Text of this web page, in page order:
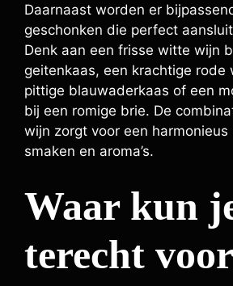
Daarnaast worden er
geschonken die perfect
Denk aan een frisse witte wijn
geitenkaas, een krachtige rode
pittige blauwaderkaas of een
bij een romige brie. De
wijn zorgt voor een harmonieus
smaken en aroma’s.
Waar kun
terecht